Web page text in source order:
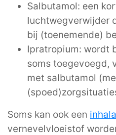
Salbutamol: een
luchtwegverwijder
bij (toenemende)
Ipratropium: wordt
soms toegevoegd,
met salbutamol
Soms kan ook een
vernevelvloeistof